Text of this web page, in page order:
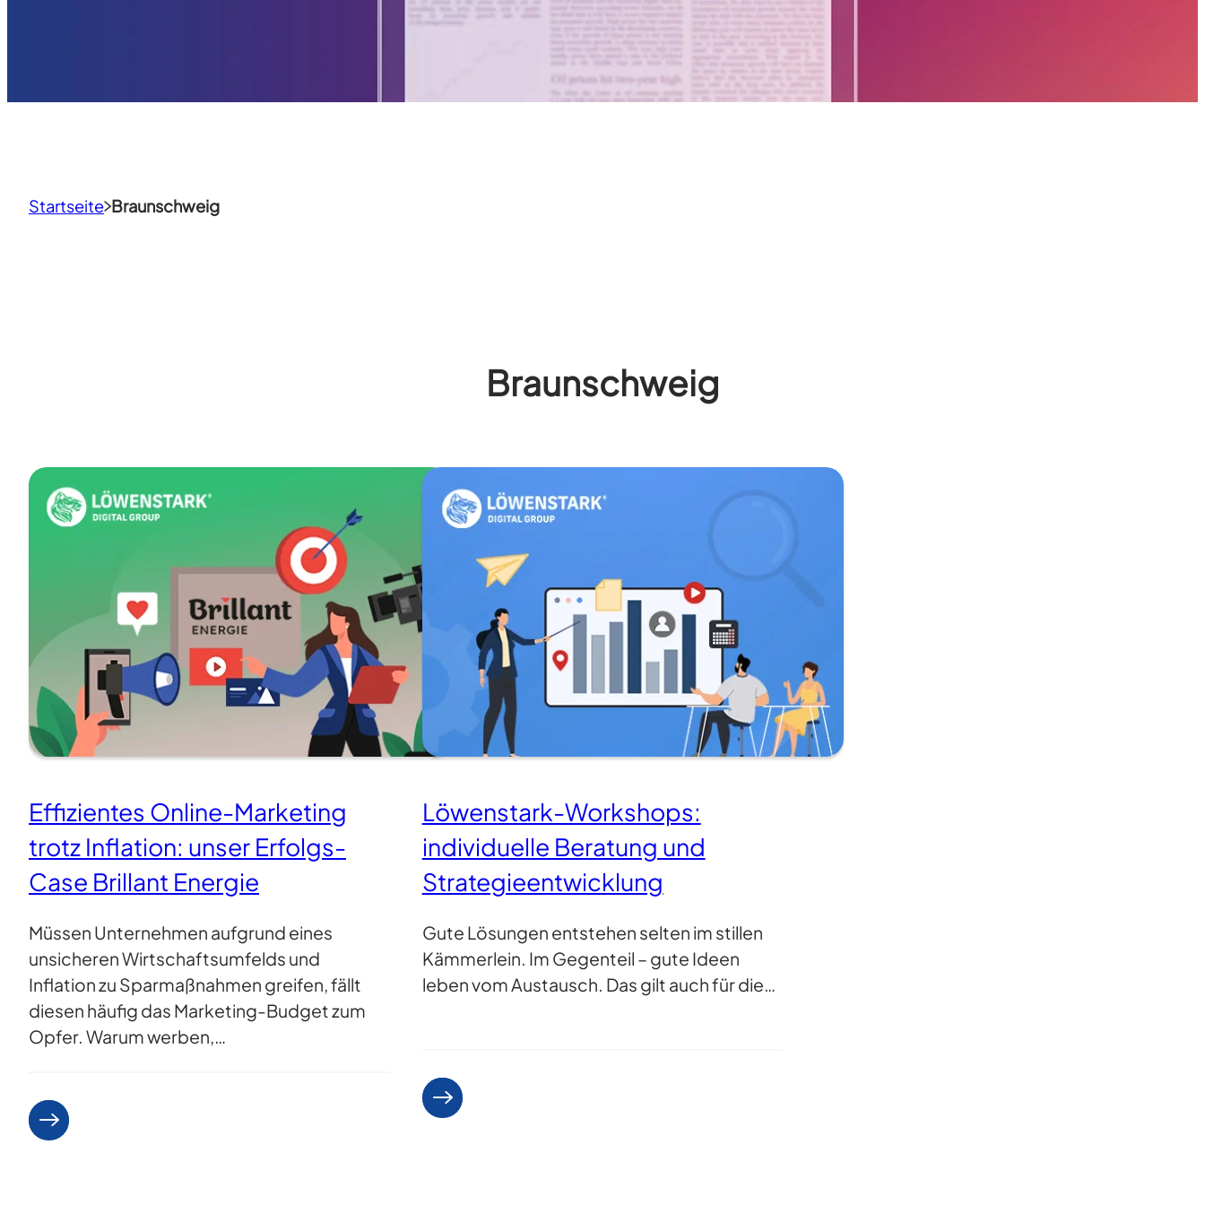
Startseite Braunschweig
Braunschweig
Effizientes Online-Marketing
trotz Inflation: unser Erfolgs-
Case Brillant Energie
Müssen Unternehmen aufgrund eines
unsicheren Wirtschaftsumfelds und
Inflation zu Sparmaßnahmen greifen, fällt
diesen häufig das Marketing-Budget zum
Opfer. Warum werben,…
Weiterlesen
Löwenstark-Workshops:
individuelle Beratung und
Strategieentwicklung
Gute Lösungen entstehen selten im stillen
Kämmerlein. Im Gegenteil – gute Ideen
leben vom Austausch. Das gilt auch für die…
Weiterlesen